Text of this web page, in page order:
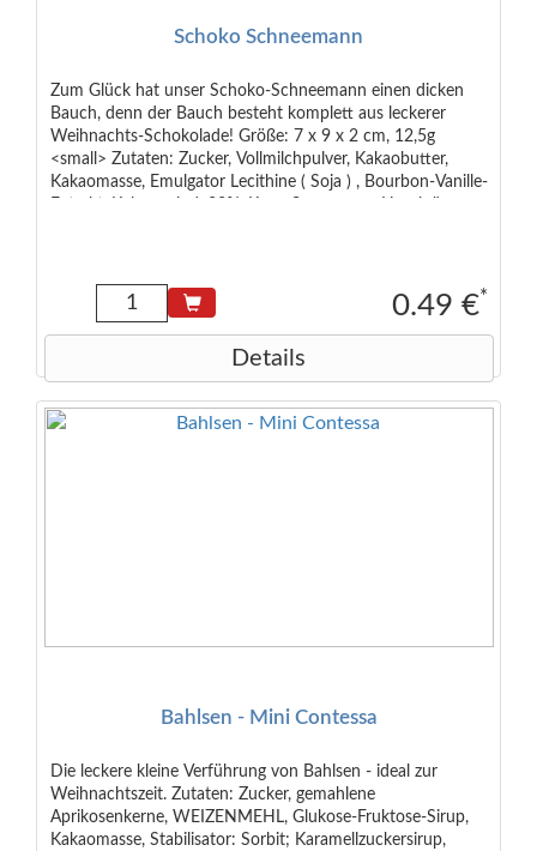
Schoko Schneemann
Zum Glück hat unser Schoko-Schneemann einen dicken
Bauch, denn der Bauch besteht komplett aus leckerer
Weihnachts-Schokolade! Größe: 7 x 9 x 2 cm, 12,5g
<small> Zutaten: Zucker, Vollmilchpulver, Kakaobutter,
Kakaomasse, Emulgator Lecithine ( Soja ) , Bourbon-Vanille-
0.49 €*
Details
Bahlsen - Mini Contessa
Die leckere kleine Verführung von Bahlsen - ideal zur
Weihnachtszeit. Zutaten: Zucker, gemahlene
Aprikosenkerne, WEIZENMEHL, Glukose-Fruktose-Sirup,
Kakaomasse, Stabilisator: Sorbit; Karamellzuckersirup,